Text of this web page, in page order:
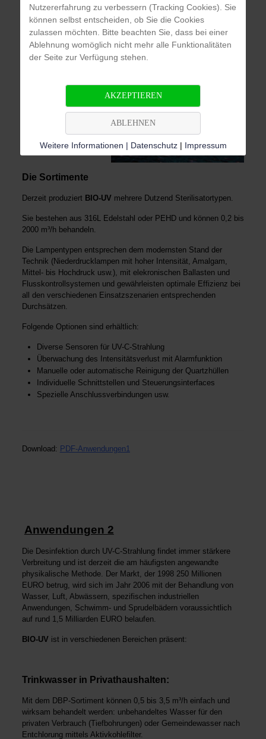
Die Sortimente
Derzeit produziert BIO-UVmehrere Dutzend Sterilisatortypen.
Sie bestehen aus 316L Edelstahl oder PEHD und können 0,2 bis
2000 m³/h behandeln.
Die Lampentypen entsprechen dem modernsten Stand der
Technik (Niederdrucklampen mit hoher Intensität, Amalgam,
Mittel- bis Hochdruck usw.), mit elekronischen Ballasten und
Flusskontrollsystemen und gewährleisten optimale Effizienz bei
all den verschiedenen Einsatzszenarien entsprechenden
Durchsätzen.
Folgende Optionen sind erhältlich:
Diverse Sensoren für UV-C-Strahlung
Überwachung des Intensitätsverlust mit Alarmfunktion
Manuelle oder automatische Reinigung der Quartzhüllen
Individuelle Schnittstellen und Steuerungsinterfaces
Spezielle Anschlussverbindungen usw.
Download: PDF-Anwendungen1
Anwendungen 2
Die Desinfektion durch UV-C-Strahlung findet immer stärkere
Verbreitung und ist derzeit die am häufigsten angewandte
physikalische Methode. Der Markt, der 1998 250 Millionen
EURO betrug, wird sich im Jahr 2006 mit der Behandlung von
Wasser, Luft, Abwässern, spezifischen industriellen
Anwendungen, Schwimm- und Sprudelbädern voraussichtlich
auf rund 1,5 Milliarden EURO belaufen.
BIO-UVist in verschiedenen Bereichen präsent:
Trinkwasser in Privathaushalten:
Mit dem DBP-Sortiment können 0,5 bis 3,5 m³/h einfach und
wirksam behandelt werden: unbehandeltes Wasser für den
privaten Verbrauch (Tiefbohrungen) oder Gemeindewasser nach
Entchlorung mittels Aktivkohlefilter.
Nutzererfahrung zu verbessern (Tracking Cookies). Sie
können selbst entscheiden, ob Sie die Cookies
zulassen möchten. Bitte beachten Sie, dass bei einer
Ablehnung womöglich nicht mehr alle Funktionalitäten
der Seite zur Verfügung stehen.
AKZEPTIEREN
ABLEHNEN
Weitere Informationen | Datenschutz| Impressum